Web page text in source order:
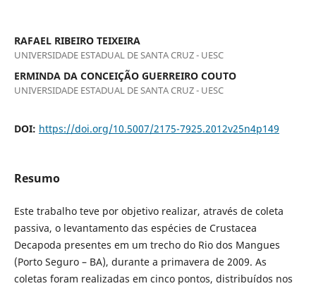
RAFAEL RIBEIRO TEIXEIRA
UNIVERSIDADE ESTADUAL DE SANTA CRUZ - UESC
ERMINDA DA CONCEIÇÃO GUERREIRO COUTO
UNIVERSIDADE ESTADUAL DE SANTA CRUZ - UESC
DOI: https://doi.org/10.5007/2175-7925.2012v25n4p149
Resumo
Este trabalho teve por objetivo realizar, através de coleta
passiva, o levantamento das espécies de Crustacea
Decapoda presentes em um trecho do Rio dos Mangues
(Porto Seguro – BA), durante a primavera de 2009. As
coletas foram realizadas em cinco pontos, distribuídos nos